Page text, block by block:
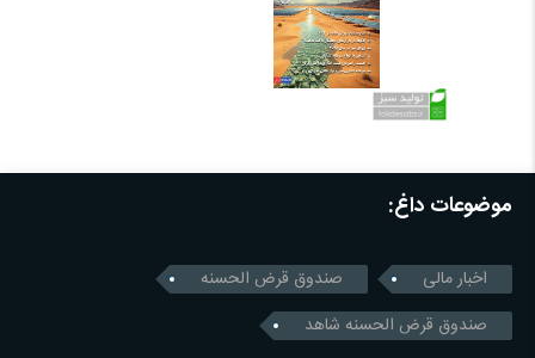
موضوعات داغ:
اخبار مالی
صندوق قرض الحسنه
صندوق قرض الحسنه شاهد